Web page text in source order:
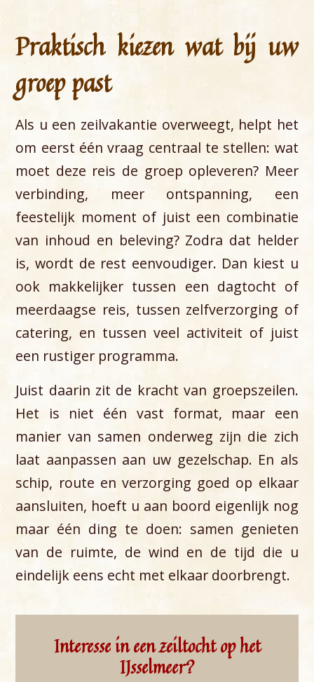
Praktisch kiezen wat bij uw
groep past
Als u een zeilvakantie overweegt, helpt het
om eerst één vraag centraal te stellen: wat
moet deze reis de groep opleveren? Meer
verbinding, meer ontspanning, een
feestelijk moment of juist een combinatie
van inhoud en beleving? Zodra dat helder
is, wordt de rest eenvoudiger. Dan kiest u
ook makkelijker tussen een dagtocht of
meerdaagse reis, tussen zelfverzorging of
catering, en tussen veel activiteit of juist
een rustiger programma.
Juist daarin zit de kracht van groepszeilen.
Het is niet één vast format, maar een
manier van samen onderweg zijn die zich
laat aanpassen aan uw gezelschap. En als
schip, route en verzorging goed op elkaar
aansluiten, hoeft u aan boord eigenlijk nog
maar één ding te doen: samen genieten
van de ruimte, de wind en de tijd die u
eindelijk eens echt met elkaar doorbrengt.
Interesse in een zeiltocht op het
IJsselmeer?